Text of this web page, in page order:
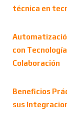
técnica en
con
Colaboración
Beneficios
sus